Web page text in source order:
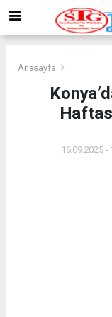
Anasayfa
16.09.2025 -